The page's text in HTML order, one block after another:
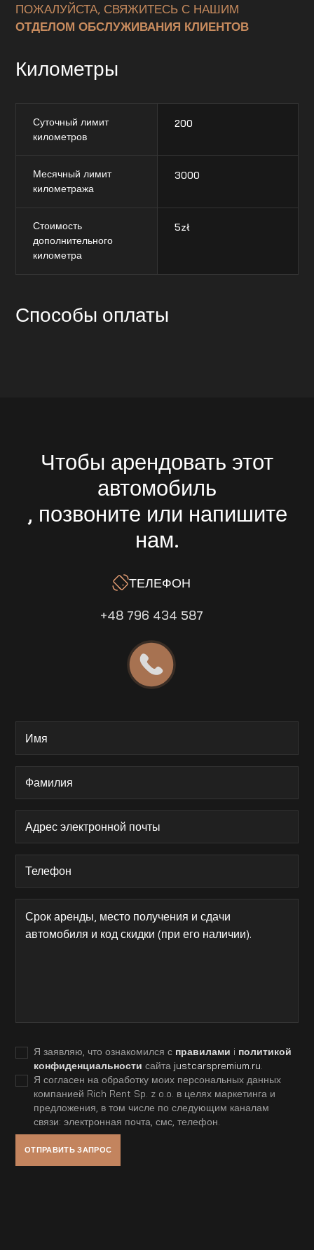
ПОЖАЛУЙСТА, СВЯЖИТЕСЬ С НАШИМ
ОТДЕЛОМ ОБСЛУЖИВАНИЯ КЛИЕНТОВ
Километры
Суточный лимит
километров
200
Месячный лимит
километража
3000
Стоимость
дополнительного
километра
5zł
Способы оплаты
Чтобы арендовать этот
автомобиль
, позвоните или напишите
нам.
ТЕЛЕФОН
+48 796 434 587
Я заявляю, что ознакомился с правилами i политикой
конфиденциальности сайта justcarspremium.ru
Я согласен на обработку моих персональных данных
компанией Rich Rent Sp. z o.o. в целях маркетинга и
предложения, в том числе по следующим каналам
связи: электронная почта, смс, телефон.